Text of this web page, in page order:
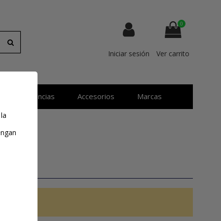
Iniciar sesión
0
Ver carrito
Resistencias Accesorios Marcas